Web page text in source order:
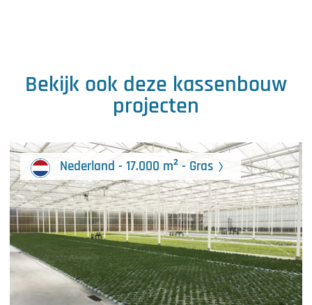
Bekijk ook deze kassenbouw
projecten
Nederland - 17.000 m² - Gras